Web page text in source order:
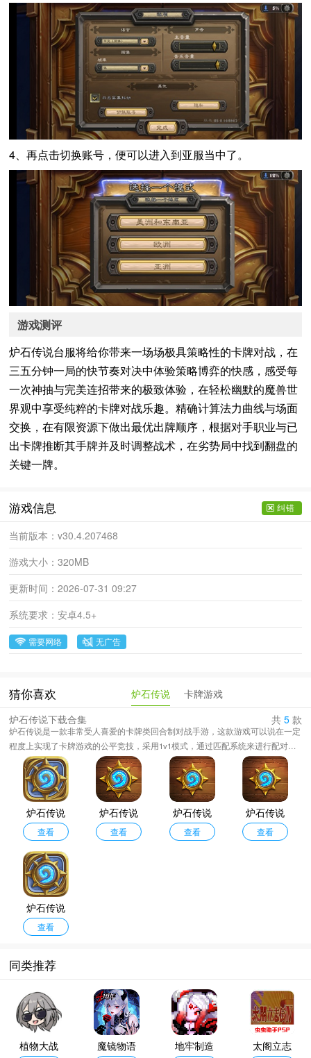
4、再点击切换账号，便可以进入到亚服当中了。
游戏测评
炉石传说台服将给你带来一场场极具策略性的卡牌对战，在
三五分钟一局的快节奏对决中体验策略博弈的快感，感受每
一次神抽与完美连招带来的极致体验，在轻松幽默的魔兽世
界观中享受纯粹的卡牌对战乐趣。精确计算法力曲线与场面
交换，在有限资源下做出最优出牌顺序，根据对手职业与已
出卡牌推断其手牌并及时调整战术，在劣势局中找到翻盘的
关键一牌。
游戏信息
当前版本：v30.4.207468
游戏大小：320MB
更新时间：2026-07-31 09:27
系统要求：安卓4.5+
需要网络 无广告
纠错
猜你喜欢 炉石传说
卡牌游戏
炉石传说下载合集
共 5 款
炉石传说是一款非常受人喜爱的卡牌类回合制对战手游，这款游戏可以说在一定
程度上实现了卡牌游戏的公平竞技，采用1v1模式，通过匹配系统来进行配对，
将扮演一位英雄机智地使用各种策略。最高的自由度在于成千上万的不同卡牌中
选择30张，不同的套路，享受一切都在计划中的快感，同时体会未知的的对手的
刺激，勾心斗角尔虞我诈紧张刺激的大环境后，享受娱乐模式带来的休闲和未
知。藏有丰富互动彩蛋，牌桌元素可触发趣味效果，搭配繁体中文专属配音与本
地化台词。
炉石传说
手机版
查看
炉石传说
国际服
查看
炉石传说
亚服
查看
炉石传说
台服
查看
炉石传说
查看
同类推荐
植物大战
魔镜物语
地牢制造
太阁立志